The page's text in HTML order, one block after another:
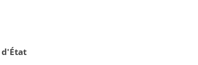
d'État